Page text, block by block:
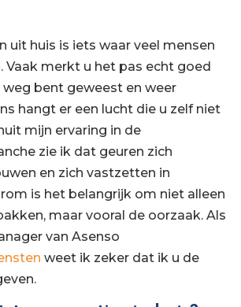
uit huis is iets waar veel mensen
Vaak merkt u het pas echt goed
weg bent geweest en weer
hangt er een lucht die u zelf niet
mijn ervaring in de
zie ik dat geuren zich
en zich vastzetten in
is het belangrijk om niet alleen
maar vooral de oorzaak. Als
van Asenso
weet ik zeker dat ik u de